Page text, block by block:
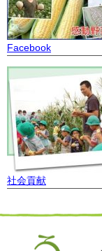
Facebook
社会貢献